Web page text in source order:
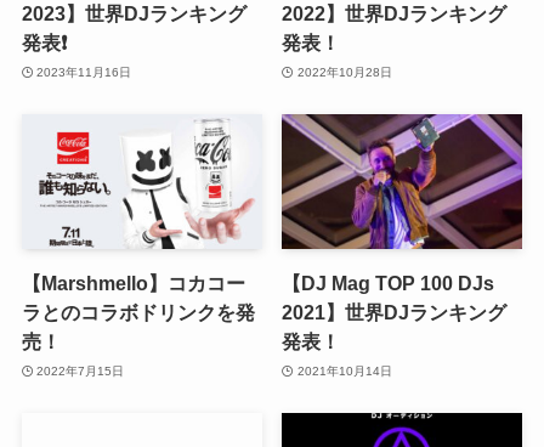
2023】世界DJランキング
発表❗️
2023年11月16日
2022】世界DJランキング
発表！
2022年10月28日
【Marshmello】コカコー
ラとのコラボドリンクを発
売！
2022年7月15日
【DJ Mag TOP 100 DJs
2021】世界DJランキング
発表！
2021年10月14日